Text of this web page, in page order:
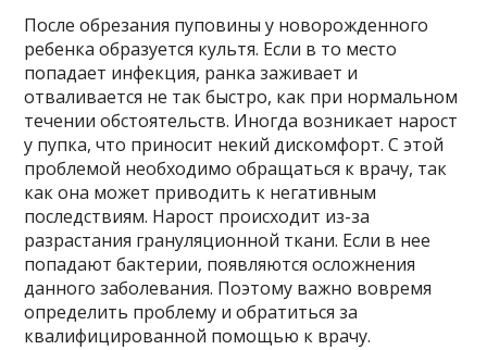
После обрезания пуповины у новорожденного
ребенка образуется культя. Если в то место
попадает инфекция, ранка заживает и
отваливается не так быстро, как при нормальном
течении обстоятельств. Иногда возникает нарост
у пупка, что приносит некий дискомфорт. С этой
проблемой необходимо обращаться к врачу, так
как она может приводить к негативным
последствиям. Нарост происходит из-за
разрастания грануляционной ткани. Если в нее
попадают бактерии, появляются осложнения
данного заболевания. Поэтому важно вовремя
определить проблему и обратиться за
квалифицированной помощью к врачу.